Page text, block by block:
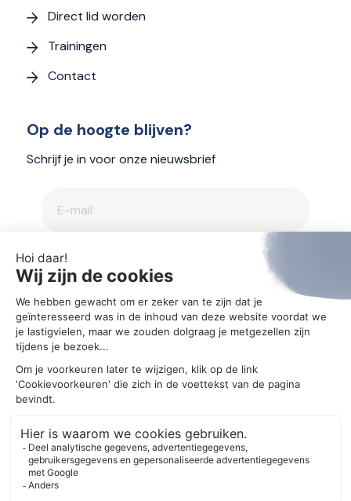
Direct lid worden
Trainingen
Contact
Op de hoogte blijven?
Schrijf je in voor onze nieuwsbrief
2025 © Aegis
Privacybeleid en cookieverklaring
Cookie-instellingen
OntwerpMM creative agency